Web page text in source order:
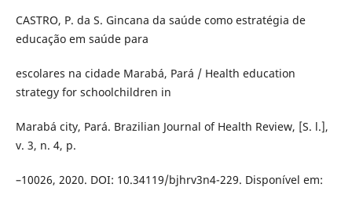
CASTRO, P. da S. Gincana da saúde como estratégia de
educação em saúde para
escolares na cidade Marabá, Pará / Health education
strategy for schoolchildren in
Marabá city, Pará. Brazilian Journal of Health Review, [S. l.],
v. 3, n. 4, p.
–10026, 2020. DOI: 10.34119/bjhrv3n4-229. Disponível em: